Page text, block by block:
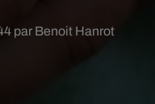
par Benoit Hanrot